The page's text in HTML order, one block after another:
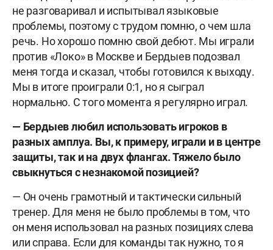
не разговаривал и испытывал языковые
проблемы, поэтому с трудом помню, о чем шла
речь. Но хорошо помню свой дебют. Мы играли
против «Локо» в Москве и Бердыев подозвал
меня тогда и сказал, чтобы готовился к выходу.
Мы в итоге проиграли 0:1, но я сыграл
нормально. С того момента я регулярно играл.
— Бердыев любил использовать игроков в
разных амплуа. Вы, к примеру, играли и в центре
защиты, так и на двух флангах. Тяжело было
свыкнуться с незнакомой позицией?
— Он очень грамотный и тактически сильный
тренер. Для меня не было проблемы в том, что
он меня использовал на разных позициях слева
или справа. Если для команды так нужно, то я